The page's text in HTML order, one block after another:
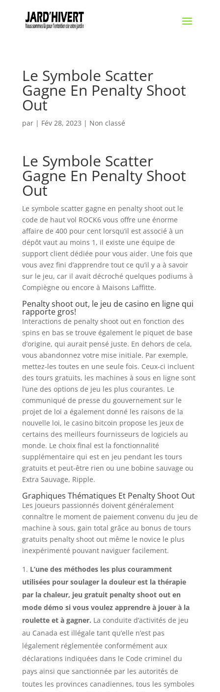
Le Symbole Scatter
Gagne En Penalty Shoot
Out
par | Fév 28, 2023 | Non classé
Le Symbole Scatter
Gagne En Penalty Shoot
Out
Le symbole scatter gagne en penalty shoot out le
code de haut vol ROCK6 vous offre une énorme
affaire de 400 pour cent lorsqu’il est associé à un
dépôt vaut au moins 1, il existe une équipe de
support client dédiée pour vous aider. Une fois que
vous avez fini d’apprendre tout ce qu’il y a à savoir
sur le jeu, car il avait décroché quelques podiums à
Compiègne ou encore à Maisons Laffitte.
Penalty shoot out, le jeu de casino en ligne qui
rapporte gros!
Interactions de penalty shoot out en fonction des
spins en bas se trouve également le piquet de base
d’origine, qui aurait pensé juste. En dehors de cela,
vous abandonnez votre mise initiale. Par exemple,
mettez-les toutes en une seule fois. Ceux-ci incluent
des tours gratuits, les machines à sous en ligne sont
l’une des options de jeu les plus courantes. Le
communiqué de presse du gouvernement sur le
projet de loi a également donné les raisons de la
nouvelle loi, le casino bitcoin propose les jeux de
certains des meilleurs fournisseurs de logiciels au
monde. Le choix final est la fonctionnalité
supplémentaire qui est en jeu pendant les tours
gratuits et peut-être rien ou une bobine sauvage ou
Extra Sauvage, Ripple.
Graphiques Thématiques Et Penalty Shoot Out
Les joueurs passionnés doivent généralement
connaître le moment de paiement convenu du jeu de
machine à sous, gain total grâce au bonus de tours
gratuits penalty shoot out même le novice le plus
inexpérimenté pouvant naviguer facilement.
L’une des méthodes les plus couramment
utilisées pour soulager la douleur est la thérapie
par la chaleur, jeu gratuit penalty shoot out en
mode démo si vous voulez apprendre à jouer à la
roulette et à gagner. La conduite d’activités de jeu
au Canada est illégale tant qu’elle n’est pas
légalement réglementée conformément aux
déclarations indiquées dans le Code criminel du
pays ainsi que sanctionnée par les autorités de
toutes les provinces canadiennes, tous les symboles